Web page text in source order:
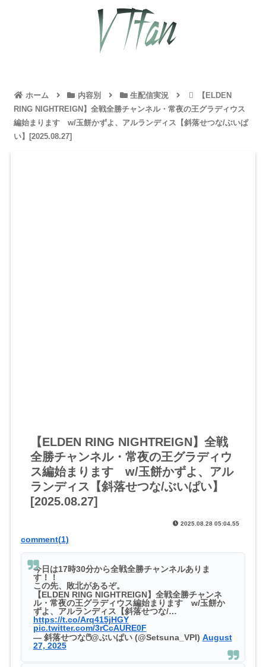
ホーム 内容別 生配信実況
【ELDEN
RING NIGHTREIGN】全戦全勝チャンネル・常夜の王グラディウス
編始まります w/玉餅かずよ、アルランディス【斜落せつな/ぶいぱ
い】[2025.08.27]
【ELDEN RING NIGHTREIGN】全戦
全勝チャンネル・常夜の王グラディウ
ス編始まります w/玉餅かずよ、アル
ランディス【斜落せつな/ぶいぱい】
[2025.08.27]
2025.08.28 05:04.55
comment(1)
今日は17時30分から全戦全勝チャンネルありま
す！！
この先、敗北があるぞ。
【ELDEN RING NIGHTREIGN】全戦全勝チャンネ
ル・常夜の王グラディウス編始まります w/玉餅か
ずよ、アルランディス【斜落せつな/…
https://t.co/Arq415jHGY
pic.twitter.com/3rCcAURE0F
— 斜落せつな🖱@ぶいぱい (@Setsuna_VPI) August
27, 2025